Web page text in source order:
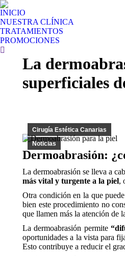
INICIO
NUESTRA CLÍNICA
TRATAMIENTOS
PROMOCIONES
Buscar:
La
superficiales
Cirugía Estética Canarias
Noticias
Dermoabrasión:
La dermoabrasión se lleva a
más vital y turgente a la piel,
Otra condición en la que
bien este procedimiento no
que llamen más la atención de
La dermoabrasión permite
oportunidades a la vista para
Esto contribuye a reducir el